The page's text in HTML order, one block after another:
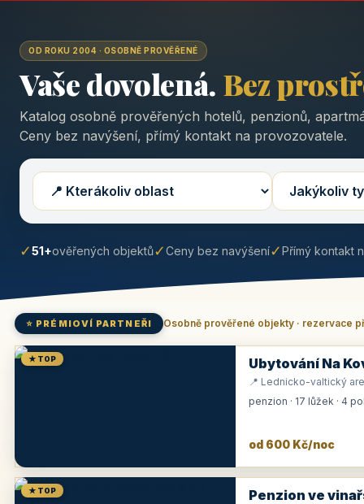
OD ROKU 2004 · OSOBNĚ PROVĚŘENÉ
Vaše dovolená. Bez
Katalog osobně prověřených hotelů, penzionů,
Ceny bez navýšení, přímý kontakt na provozovatele.
✓51+ověřených objektů✓Ceny bez navýšení✓Přímý kontakt
⭐ PRÉMIOVÍ PARTNEŘI Osobně prověřené objekty · rezervace
★ TOP Ubytování Na
📍 Lednicko-valtický
penzion · 17 lůžek · 4
od 600 Kč/noc
★ TOP
Penzion ve